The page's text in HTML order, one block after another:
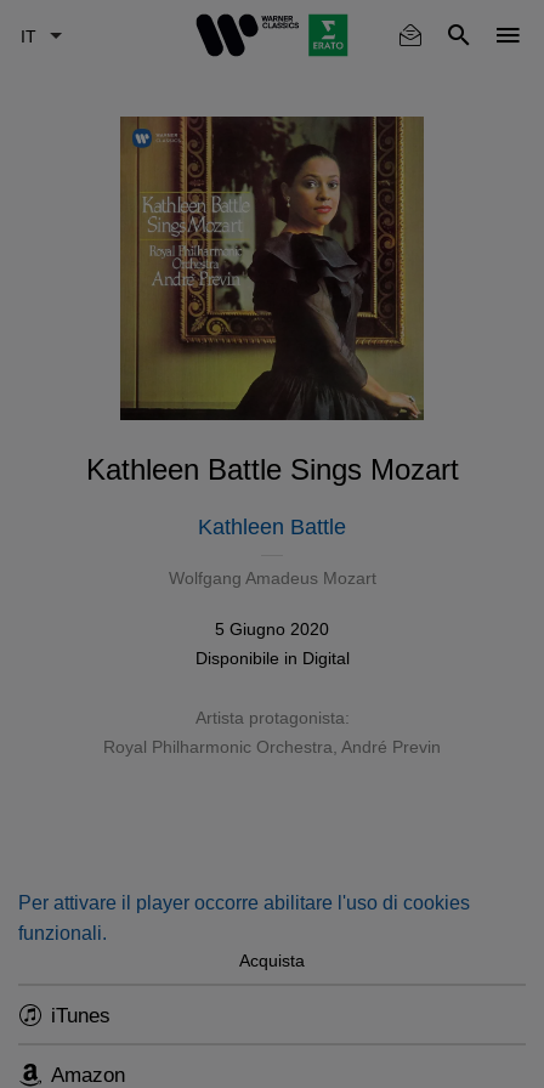
Kathleen Battle Sings Mozart
Kathleen Battle
Wolfgang Amadeus Mozart
5 Giugno 2020
Disponibile in Digital
Artista protagonista:
Royal Philharmonic Orchestra André Previn
Per attivare il player occorre abilitare l'uso di cookies
funzionali.
Acquista
iTunes
Amazon